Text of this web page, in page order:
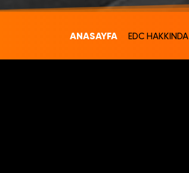
ANASAYFA EDC HAKKINDA